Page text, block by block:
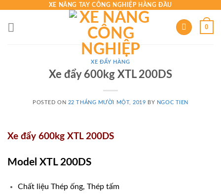
content
XE NÂNG TAY CÔNG NGHIỆP HÀNG ĐẦU
0
XE ĐẨY HÀNG
Xe đẩy 600kg XTL 200DS
POSTED ON 22 THÁNG MƯỜI MỘT, 2019 BY NGOC TIEN
Xe đẩy 600kg XTL 200DS
Model XTL 200DS
Chất liệu Thép ống, Thép tấm